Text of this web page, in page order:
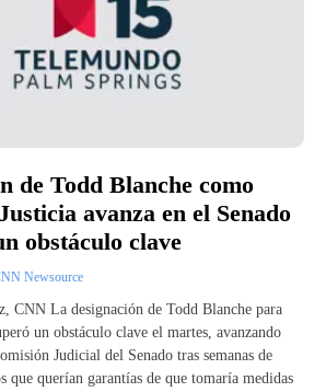
de Todd Blanche como
avanza en el Senado
obstáculo clave
Newsource
CNN La designación de Todd Blanche para
un obstáculo clave el martes, avanzando
Judicial del Senado tras semanas de
que querían garantías de que tomaría medidas